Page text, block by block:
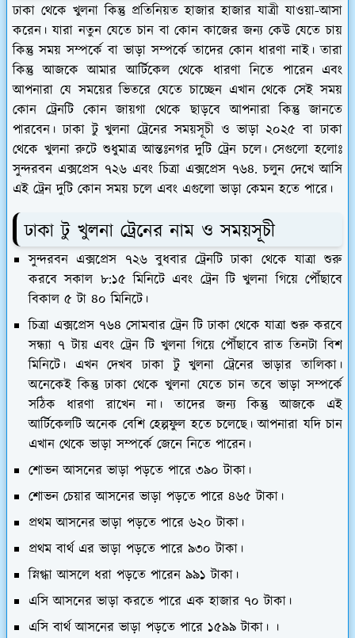
ঢাকা থেকে খুলনা কিন্তু প্রতিনিয়ত হাজার হাজার যাত্রী যাওয়া-আসা
করেন। যারা নতুন যেতে চান বা কোন কাজের জন্য কেউ যেতে চায়
কিন্তু সময় সম্পর্কে বা ভাড়া সম্পর্কে তাদের কোন ধারণা নাই। তারা
কিন্তু আজকে আমার আর্টিকেল থেকে ধারণা নিতে পারেন এবং
আপনারা যে সময়ের ভিতরে যেতে চাচ্ছেন এখান থেকে সেই সময়
কোন ট্রেনটি কোন জায়গা থেকে ছাড়বে আপনারা কিন্তু জানতে
পারবেন। ঢাকা টু খুলনা ট্রেনের সময়সূচী ও ভাড়া ২০২৫ বা ঢাকা
থেকে খুলনা রুটে শুধুমাত্র আন্তঃনগর দুটি ট্রেন চলে। সেগুলো হলোঃ
সুন্দরবন এক্সপ্রেস ৭২৬ এবং চিত্রা এক্সপ্রেস ৭৬৪. চলুন দেখে আসি
এই ট্রেন দুটি কোন সময় চলে এবং এগুলো ভাড়া কেমন হতে পারে।
ঢাকা টু খুলনা ট্রেনের নাম ও সময়সূচী
সুন্দরবন এক্সপ্রেস ৭২৬ বুধবার ট্রেনটি ঢাকা থেকে যাত্রা শুরু
করবে সকাল ৮:১৫ মিনিটে এবং ট্রেন টি খুলনা গিয়ে পৌঁছাবে
বিকাল ৫ টা ৪০ মিনিটে।
চিত্রা এক্সপ্রেস ৭৬৪ সোমবার ট্রেন টি ঢাকা থেকে যাত্রা শুরু করবে
সন্ধ্যা ৭ টায় এবং ট্রেন টি খুলনা গিয়ে পৌঁছাবে রাত তিনটা বিশ
মিনিটে। এখন দেখব ঢাকা টু খুলনা ট্রেনের ভাড়ার তালিকা।
অনেকেই কিন্তু ঢাকা থেকে খুলনা যেতে চান তবে ভাড়া সম্পর্কে
সঠিক ধারণা রাখেন না। তাদের জন্য কিন্তু আজকে এই
আর্টিকেলটি অনেক বেশি হেল্পফুল হতে চলেছে। আপনারা যদি চান
এখান থেকে ভাড়া সম্পর্কে জেনে নিতে পারেন।
শোভন আসনের ভাড়া পড়তে পারে ৩৯০ টাকা।
শোভন চেয়ার আসনের ভাড়া পড়তে পারে ৪৬৫ টাকা।
প্রথম আসনের ভাড়া পড়তে পারে ৬২০ টাকা।
প্রথম বার্থ এর ভাড়া পড়তে পারে ৯৩০ টাকা।
স্নিগ্ধা আসলে ধরা পড়তে পারেন ৯৯১ টাকা।
এসি আসনের ভাড়া করতে পারে এক হাজার ৭০ টাকা।
এসি বার্থ আসনের ভাড়া পড়তে পারে ১৫৯৯ টাকা। ।